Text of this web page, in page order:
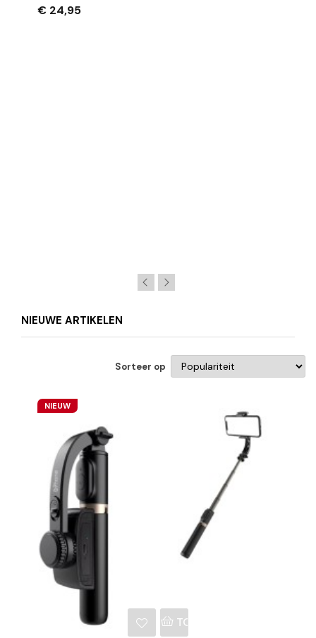
Voor
€ 24,95
NIEUWE ARTIKELEN
Sorteer op
NIEUW
TOEVOEGEN AAN